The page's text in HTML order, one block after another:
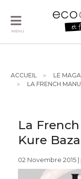
MENU
ACCUEIL
LE
LA FRENCH
La
Kure
02 Novembre 2015 |